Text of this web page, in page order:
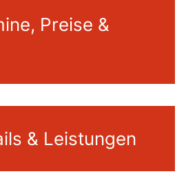
Preise &
& Leistungen